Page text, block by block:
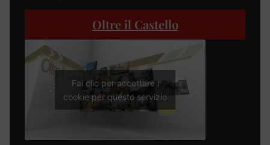
Oltre il Castello
Fai clic per accettare i
cookie per questo servizio